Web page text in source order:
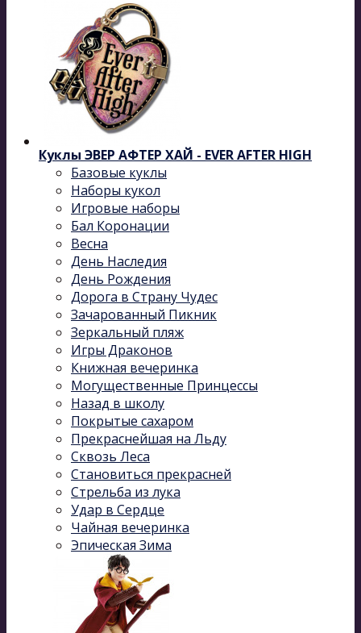
Куклы ЭВЕР АФТЕР ХАЙ - EVER AFTER HIGH
Базовые куклы
Наборы кукол
Игровые наборы
Бал Коронации
Весна
День Наследия
День Рождения
Дорога в Страну Чудес
Зачарованный Пикник
Зеркальный пляж
Игры Драконов
Книжная вечеринка
Могущественные Принцессы
Назад в школу
Покрытые сахаром
Прекраснейшая на Льду
Сквозь Леса
Становиться прекрасней
Стрельба из лука
Удар в Сердце
Чайная вечеринка
Эпическая Зима